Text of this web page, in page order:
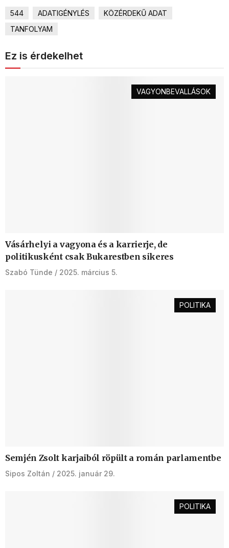
544 ADATIGÉNYLÉS
KÖZÉRDEKŰ ADAT
TANFOLYAM
Ez is érdekelhet
VAGYONBEVALLÁSOK
Vásárhelyi a vagyona és a karrierje, de
politikusként csak Bukarestben sikeres
Szabó Tünde 2025. március 5.
POLITIKA
Semjén Zsolt karjaiból röpült a román parlamentbe
Sipos Zoltán 2025. január 29.
POLITIKA